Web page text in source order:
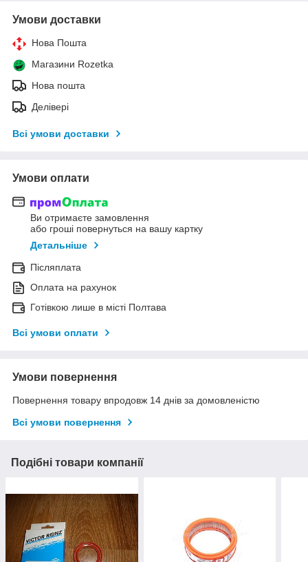
Умови доставки
Нова Пошта
Магазини Rozetka
Нова пошта
Делівері
Всі умови доставки
Умови оплати
Ви отримаєте замовлення
або гроші повернуться на вашу картку
Детальніше
Післяплата
Оплата на рахунок
Готівкою лише в місті Полтава
Всі умови оплати
Умови повернення
Повернення товару впродовж 14 днів за домовленістю
Всі умови повернення
Подібні товари компанії